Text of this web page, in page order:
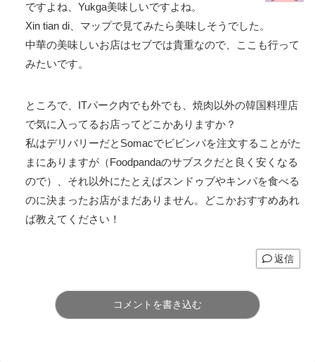
ですよね、Yukga美味しいですよね。
Xin tian di、マップで見てみたら美味しそうでした。
中華の美味しいお店はセブでは貴重なので、ここも行って
みたいです。
ところで、ITパーク内でも外でも、焼肉以外の韓国料理店
で気に入ってるお店ってどこかありますか？
私はデリバリーだとSomacでビビンバを注文することがた
まにありますが（Foodpandaのサブスクだと良く安くなる
ので）、それ以外にたとえばスンドゥブやキンパを食べる
のに決まったお店がまだありません。どこかおすすめあれ
ば教えてください！
返信
コメントを書き込む